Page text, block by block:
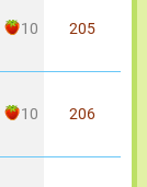
10 205
10 206